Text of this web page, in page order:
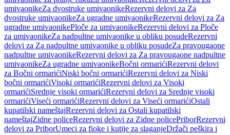
umivaonikeZa dvostruke umivaonikeRezervni delovi za Za
dvostruke umivaonikeZa ugradne umivaonikeRezervni delovi za Za
ugradne umivaonikePloče za umivaonikeRezervni delovi za Ploče
za umivaonikeZa nadpultne umivaonike u obliku posudeRezervni
delovi za Za nadpultne umivaonike u obliku posudeZa pravougaone
nadpultne umivaonikeRezervni delovi za Za pravougaone nadpultne
umivaonikeZa ugradne umivaonikeBočni ormarićiRezervni delovi
za Bočni ormarićiNiski bočni ormarićiRezervni delovi za Niski
bočni ormarićiVisoki ormarićiRezervni delovi za Visoki
ormarićiSrednje visoki ormarićiRezervni delovi za Srednje visoki
ormarićiViseći ormarićiRezervni delovi za Viseći ormarićiOstali
kupatilski nameštajRezervni delovi za Ostali kupatilski
nameštajZidne policeRezervni delovi za Zidne policePriborRezervni
delovi za PriborUmeci za fioke i kutije za slaganjeDržači peškira i